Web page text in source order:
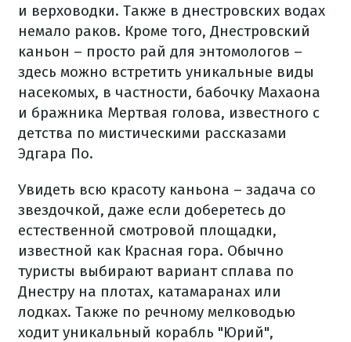
и верховодки. Также в днестровских водах
немало раков. Кроме того, Днестровский
каньон – просто рай для энтомологов –
здесь можно встретить уникальные виды
насекомых, в частности, бабочку Махаона
и бражника Мертвая голова, известного с
детства по мистическими рассказами
Эдгара По.
Увидеть всю красоту каньона – задача со
звездочкой, даже если доберетесь до
естественной смотровой площадки,
известной как Красная гора. Обычно
туристы выбирают вариант сплава по
Днестру на плотах, катамаранах или
лодках. Также по речному мелководью
ходит уникальный корабль "Юрий",